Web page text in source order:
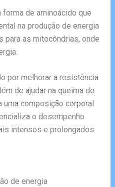
forma de aminoácido que
na produção de energia
para as mitocôndrias, onde
por melhorar a resistência
de ajudar na queima de
uma composição corporal
o desempenho
intensos e prolongados.
de energia